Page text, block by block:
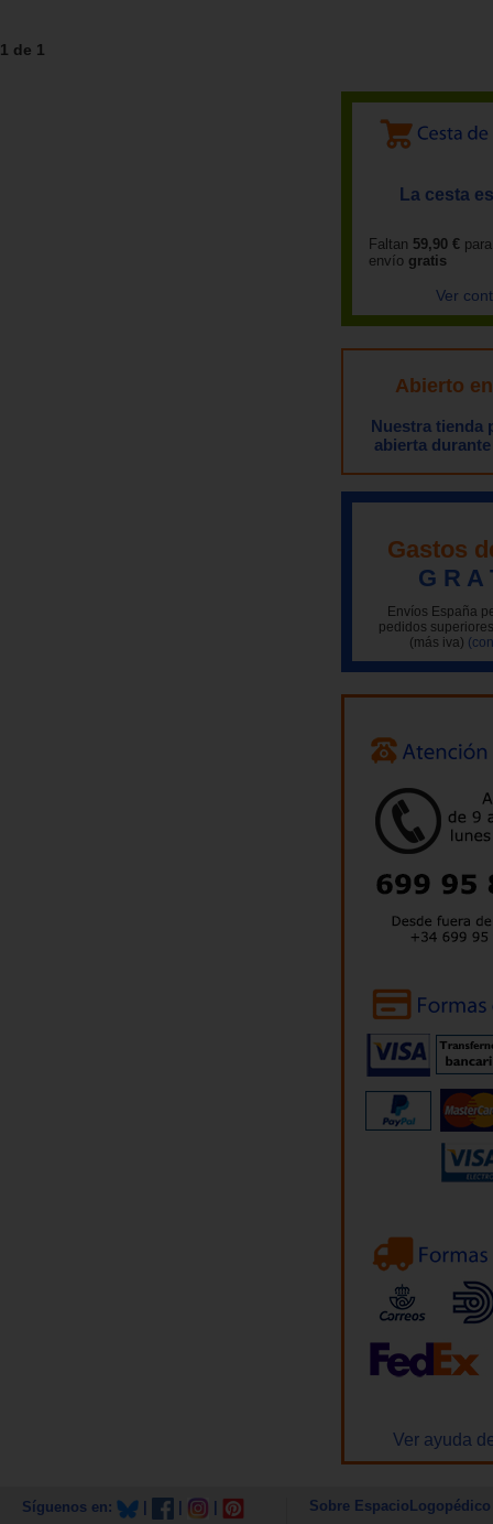
1 de 1
La cesta
Faltan 59,90 €
envío gratis
Ver
Abierto
Nuestra tienda
abierta
Gastos
G R A
Envíos España
pedidos
(más iva)
Ver ayuda
Síguenos en: Sobre EspacioLogopédico